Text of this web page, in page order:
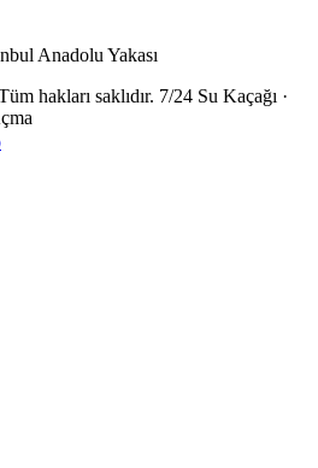
Anadolu Yakası
hakları saklıdır. 7/24 Su Kaçağı ·